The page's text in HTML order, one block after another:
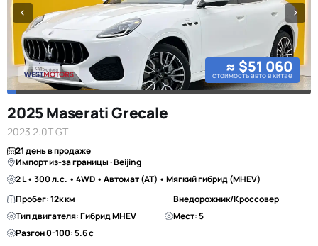
≈ $51 060
стоимость авто в китае
2025 Maserati Grecale
2023 2.0T GT
21 день в продаже
Импорт из-за границы · Beijing
2 L • 300 л.с. • 4WD • Автомат (AT) • Мягкий гибрид (MHEV)
Пробег: 12к км
Внедорожник/Кроссовер
Тип двигателя: Гибрид MHEV
Мест: 5
Разгон 0-100: 5.6 с